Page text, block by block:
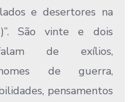
e desertores na
São vinte e dois
de exílios,
nomes de guerra,
pensamentos